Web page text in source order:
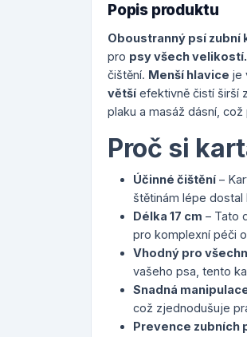
Popis produktu
Oboustranný psí
pro psy všech velikostí.
čištění. Menší hlavice je
větší efektivně čistí širší
plaku a masáž dásní,
Proč si
Účinné čištění –
štětinám lépe dostal
Délka 17 cm – Tato
pro komplexní péči
Vhodný pro
vašeho psa, tento
Snadná
což zjednodušuje
Prevence zubních